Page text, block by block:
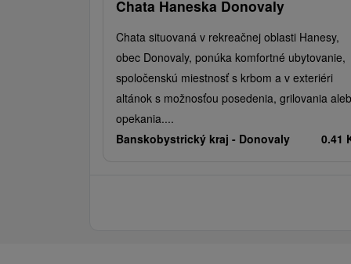
Chata Haneska Donovaly
Chata situovaná v rekreačnej oblasti Hanesy,
obec Donovaly, ponúka komfortné ubytovanie,
spoločenskú miestnosť s krbom a v exteriéri
altánok s možnosťou posedenia, grilovania
opekania....
Banskobystrický kraj - Donovaly 0.41